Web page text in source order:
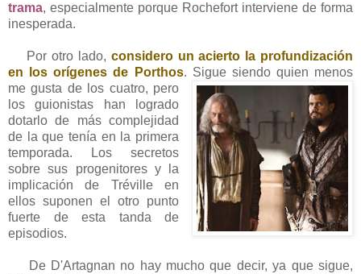
trama, especialmente porque Rochefort interviene de forma
inesperada.
Por otro lado, considero un acierto la profundización
en los orígenes de Porthos. Siguesiendo quien menos
me gusta de los cuatro, pero
los guionistas han logrado
dotarlo de más complejidad
de la que tenía en la primera
temporada. Los secretos
sobre sus progenitores y la
implicación de Tréville en
ellos suponen el otro punto
fuerte de esta tanda de
episodios.
De D'Artagnan no hay mucho que decir, ya que sigue,